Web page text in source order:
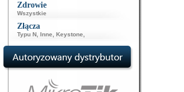
Zdrowie
Wszystkie
Złącza
Typu N Inne Keystone